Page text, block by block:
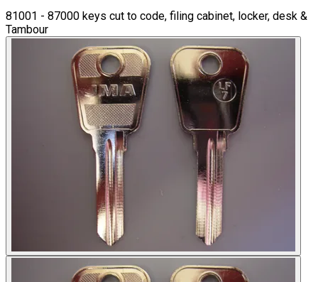
81001 - 87000 keys cut to code, filing cabinet, locker, desk &
Tambour